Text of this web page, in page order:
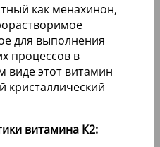
как менахинон,
для выполнения
процессов в
виде этот витамин
кристаллический
витамина К2: